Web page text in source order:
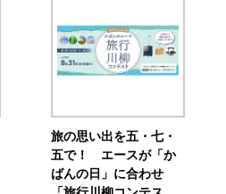
旅の思い出を五・七・
五で！ エースが「か
ばんの日」に合わせ